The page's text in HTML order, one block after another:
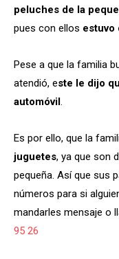
peluches de la
pues con ellos estuvo
Pese a que la familia
atendió, este le dijo
automóvil.
Es por ello, que la
juguetes, ya que son
pequeña. Así que sus
números para si
mandarles mensaje o
95 26